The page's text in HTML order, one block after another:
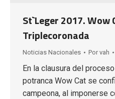
St`Leger 2017. Wow
Triplecoronada
Noticias Nacionales Por vah
En la clausura del
potranca Wow Cat se
campeona, al imponerse